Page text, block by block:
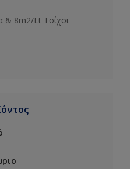
& 8m2/Lt Τοίχοι